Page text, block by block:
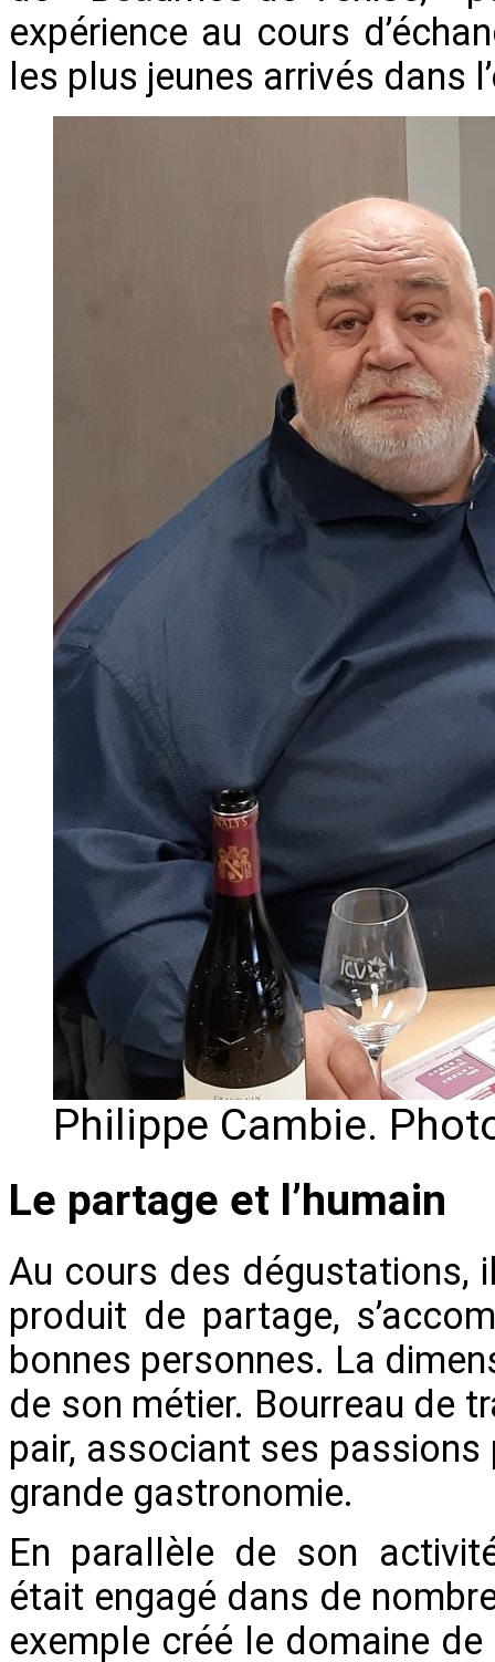
expérience au cours
les plus jeunes arrivés dans
Philippe Cambie.
Le partage et l’humain
Au cours des dégustations,
produit de partage,
bonnes personnes. La
de son métier. Bourreau de
pair, associant ses
grande gastronomie.
En parallèle de son
était engagé dans de
exemple créé le domaine